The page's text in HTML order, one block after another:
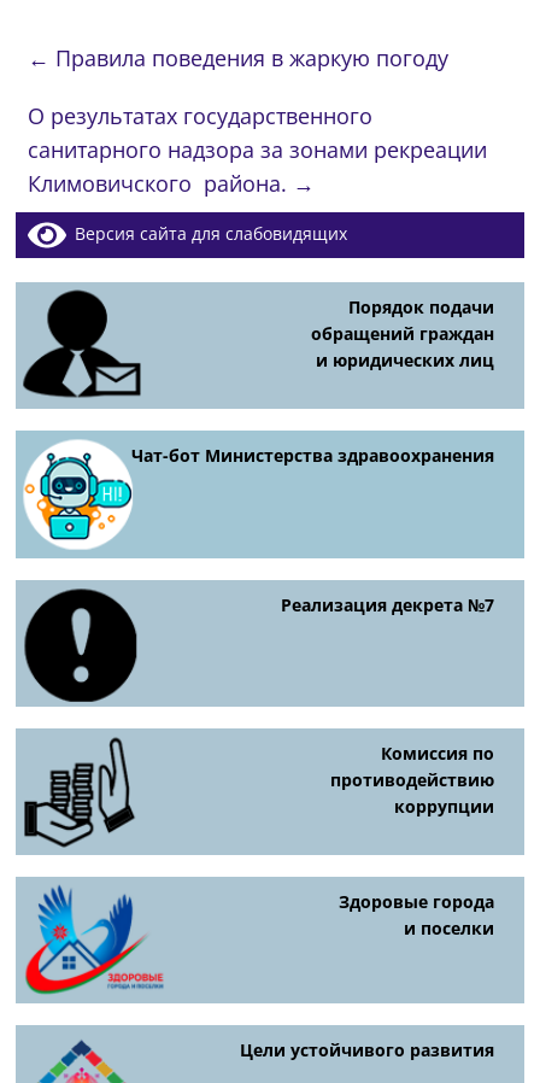
← Правила поведения в жаркую погоду
О результатах государственного
санитарного надзора за зонами рекреации
Климовичского района. →
Версия сайта для слабовидящих
Порядок подачи
обращений граждан
и юридических лиц
Чат-бот Министерства здравоохранения
Реализация декрета №7
Комиссия по
противодействию
коррупции
Здоровые города
и поселки
Цели устойчивого развития